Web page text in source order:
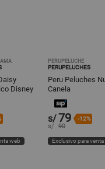
Disney
web
PERUPELUCHE
PERUPELUCHES
Peru Peluches
Canela
s/79 -12%
s/ 90
Exclusivo para